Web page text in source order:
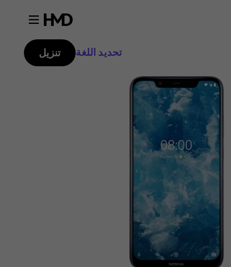
تحديد اللغة تنزيل